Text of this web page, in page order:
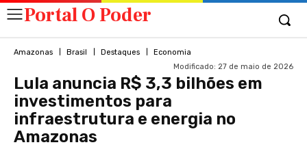
Portal O Poder
Amazonas Brasil Destaques
Economia
Modificado: 27 de maio de 2026
Lula anuncia R$ 3,3 bilhões em
investimentos para
infraestrutura e energia no
Amazonas